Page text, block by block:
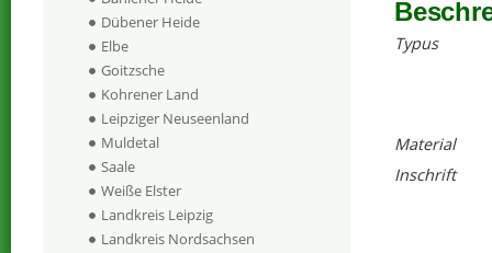
Typus
Material
Inschrift
Dübener Heide
Elbe
Goitzsche
Kohrener Land
Leipziger Neuseenland
Muldetal
Saale
Weiße Elster
Landkreis Leipzig
Landkreis Nordsachsen